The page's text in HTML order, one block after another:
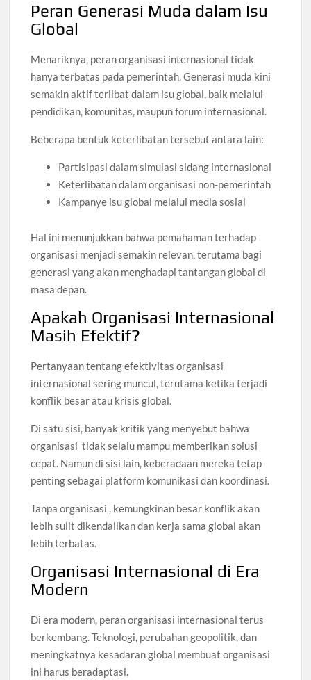
Peran Generasi Muda dalam Isu
Global
Menariknya, peran organisasi internasional tidak
hanya terbatas pada pemerintah. Generasi muda kini
semakin aktif terlibat dalam isu global, baik melalui
pendidikan, komunitas, maupun forum internasional.
Beberapa bentuk keterlibatan tersebut antara lain:
Partisipasi dalam simulasi sidang internasional
Keterlibatan dalam organisasi non-pemerintah
Kampanye isu global melalui media sosial
Hal ini menunjukkan bahwa pemahaman terhadap
organisasi menjadi semakin relevan, terutama bagi
generasi yang akan menghadapi tantangan global di
masa depan.
Apakah Organisasi Internasional
Masih Efektif?
Pertanyaan tentang efektivitas organisasi
internasional sering muncul, terutama ketika terjadi
konflik besar atau krisis global.
Di satu sisi, banyak kritik yang menyebut bahwa
organisasi tidak selalu mampu memberikan solusi
cepat. Namun di sisi lain, keberadaan mereka tetap
penting sebagai platform komunikasi dan koordinasi.
Tanpa organisasi , kemungkinan besar konflik akan
lebih sulit dikendalikan dan kerja sama global akan
lebih terbatas.
Organisasi Internasional di Era
Modern
Di era modern, peran organisasi internasional terus
berkembang. Teknologi, perubahan geopolitik, dan
meningkatnya kesadaran global membuat organisasi
ini harus beradaptasi.